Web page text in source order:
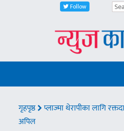
Follow
गृहपृष्ठ
प्लाज्मा थेरापीका लागि
अपिल